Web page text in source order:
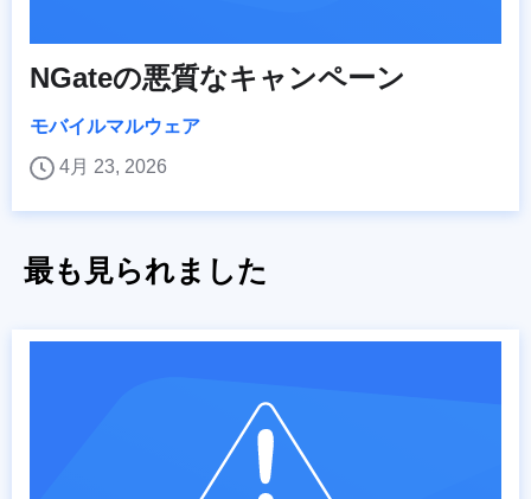
NGateの悪質なキャンペーン
モバイルマルウェア
4月 23, 2026
最も見られました